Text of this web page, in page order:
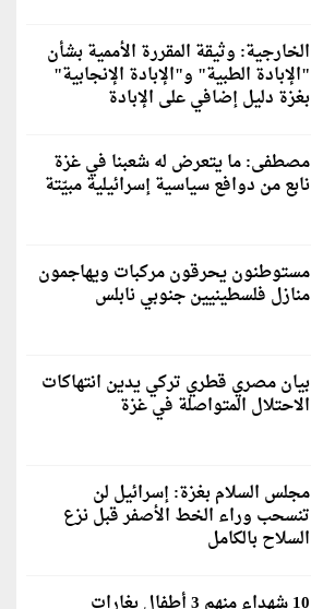
الخارجية: وثيقة المقررة الأممية بشأن
"الإبادة الطبية" و"الإبادة الإنجابية"
بغزة دليل إضافي على الإبادة
مصطفى: ما يتعرض له شعبنا في غزة
نابع من دوافع سياسية إسرائيلية مبيّتة
مستوطنون يحرقون مركبات ويهاجمون
منازل فلسطينيين جنوبي نابلس
بيان مصري قطري تركي يدين انتهاكات
الاحتلال المتواصلة في غزة
مجلس السلام بغزة: إسرائيل لن
تنسحب وراء الخط الأصفر قبل نزع
السلاح بالكامل